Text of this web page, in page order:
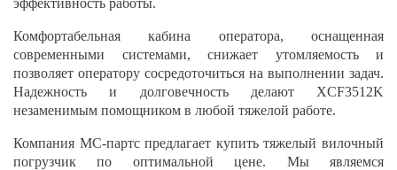
эффективность работы.
Комфортабельная кабина оператора, оснащенная
современными системами, снижает утомляемость и
позволяет оператору сосредоточиться на выполнении задач.
Надежность и долговечность делают XCF3512K
незаменимым помощником в любой тяжелой работе.
Компания МС-партс предлагает купить тяжелый вилочный
погрузчик по оптимальной цене. Мы являемся